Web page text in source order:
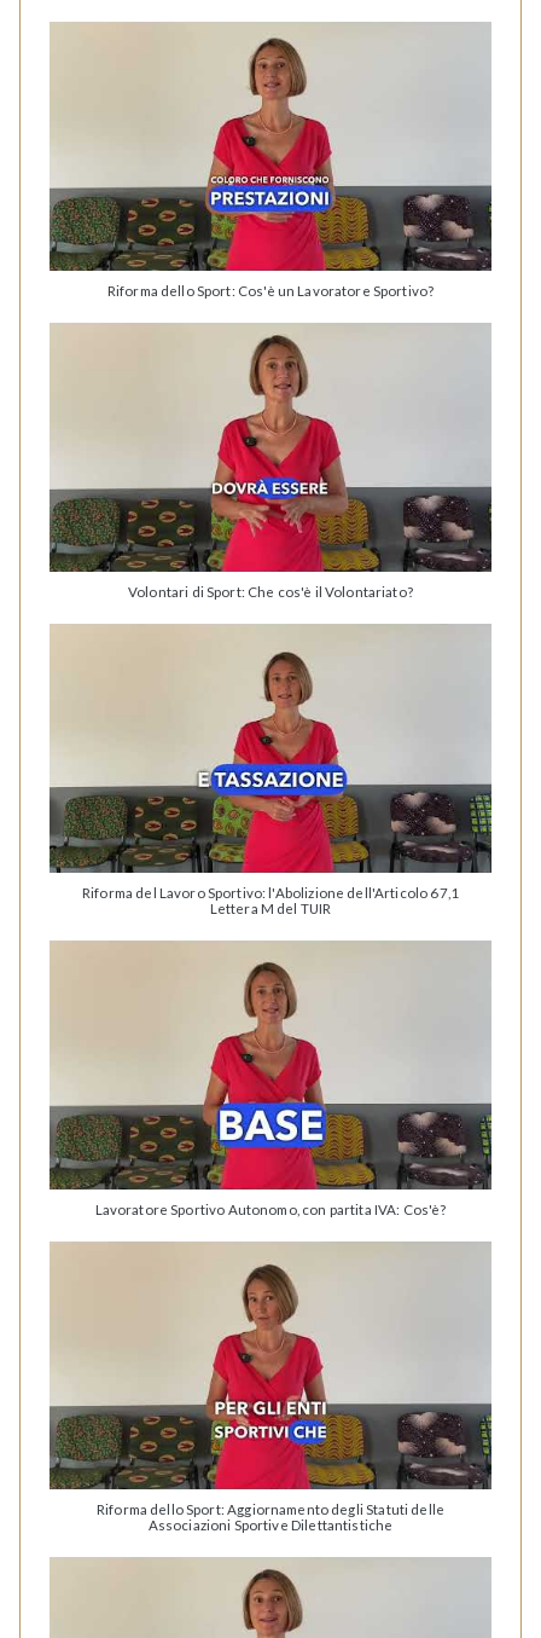
Riforma dello Sport: Cos'è un Lavoratore Sportivo?
Volontari di Sport: Che cos'è il Volontariato?
Riforma del Lavoro Sportivo: l'Abolizione dell'Articolo 67,1
Lettera M del TUIR
Lavoratore Sportivo Autonomo, con partita IVA: Cos'è?
Riforma dello Sport: Aggiornamento degli Statuti delle
Associazioni Sportive Dilettantistiche